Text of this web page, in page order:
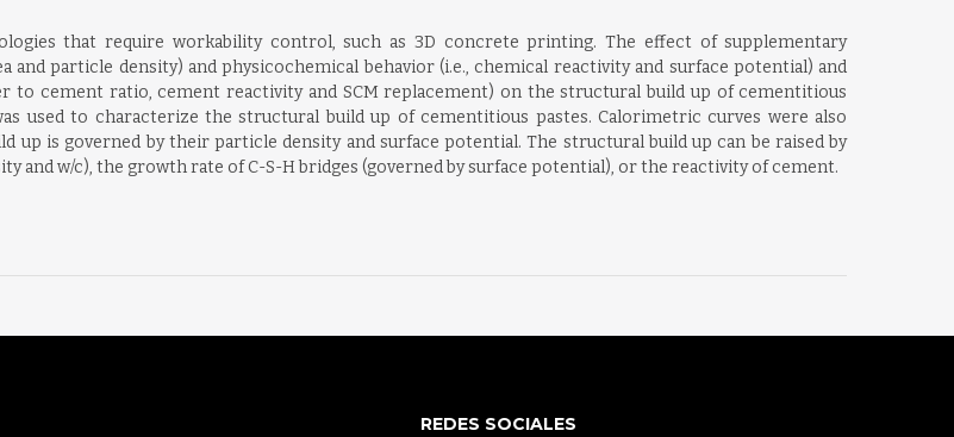
that require workability control, such as 3D concrete printing. The effect of supplementary
and particle density) and physicochemical behavior (i.e., chemical reactivity and surface potential) and
cement ratio, cement reactivity and SCM replacement) on the structural build up of cementitious
used to characterize the structural build up of cementitious pastes. Calorimetric curves were also
up is governed by their particle density and surface potential. The structural build up can be raised by
and w/c), the growth rate of C-S-H bridges (governed by surface potential), or the reactivity of cement.
REDES SOCIALES